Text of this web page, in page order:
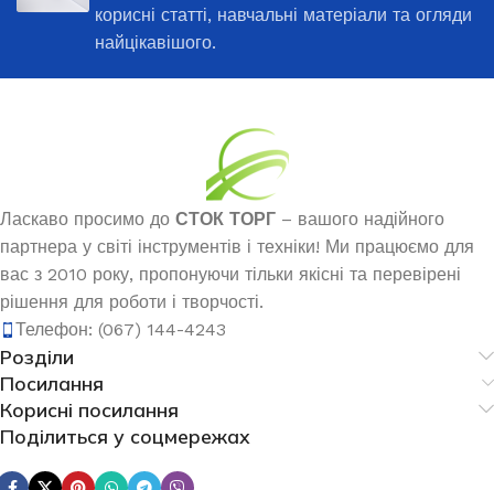
корисні статті, навчальні матеріали та огляди
найцікавішого.
Ласкаво просимо до СТОК ТОРГ – вашого надійного
партнера у світі інструментів і техніки! Ми працюємо для
вас з 2010 року, пропонуючи тільки якісні та перевірені
рішення для роботи і творчості.
Телефон: (067) 144-4243
Розділи
Посилання
Корисні посилання
Поділиться у соцмережах